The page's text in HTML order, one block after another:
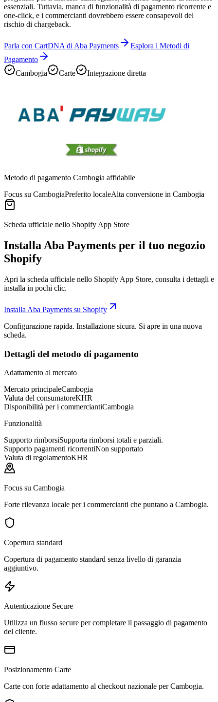
essenziali. Tuttavia, manca di funzionalità di pagamento ricorrente e
one-click, e i commercianti dovrebbero essere consapevoli del
rischio di chargeback.
Parla con CartDNA di Aba Payments
Esplora i Metodi di
Pagamento
Cambogia
Carte Integrazione diretta
Metodo di pagamento Cambogia affidabile
Focus su CambogiaPreferito localeAlta conversione in Cambogia
Scheda ufficiale nello Shopify App Store
Installa Aba Payments per il tuo negozio
Shopify
Apri la scheda ufficiale nello Shopify App Store, consulta i dettagli e
installa in pochi clic.
Installa Aba Payments su Shopify
Configurazione rapida. Installazione sicura. Si apre in una nuova
scheda.
Dettagli del metodo di pagamento
Adattamento al mercato
Mercato principaleCambogia
Valuta del consumatoreKHR
Disponibilità per i commerciantiCambogia
Funzionalità
Supporto rimborsiSupporta rimborsi totali e parziali.
Supporto pagamenti ricorrentiNon supportato
Valuta di regolamentoKHR
Focus su Cambogia
Forte rilevanza locale per i commercianti che puntano a Cambogia.
Copertura standard
Copertura di pagamento standard senza livello di garanzia
aggiuntivo.
Autenticazione Secure
Utilizza un flusso secure per completare il passaggio di pagamento
del cliente.
Posizionamento Carte
Carte con forte adattamento al checkout nazionale per Cambogia.